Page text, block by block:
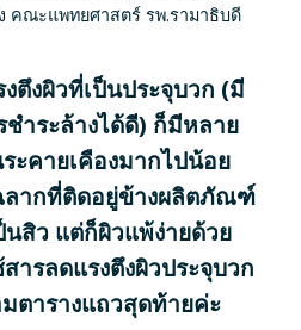
คณะแพทยศาสตร์ รพ.รามาธิบดี
ตึงผิวที่เป็นประจุบวก (มี
ำระล้างได้ดี) ก็มีหลาย
ะคายเคืองมากไปน้อย
ลากที่ติดอยู่ข้างผลิตภัณฑ์
นสิว แต่ก็ผิวแพ้ง่ายด้วย
ารลดแรงตึงผิวประจุบวก
ตารางแถวสุดท้ายค่ะ